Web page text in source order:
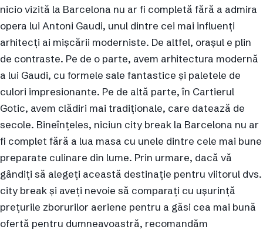
nicio vizită la Barcelona nu ar fi completă fără a admira
opera lui Antoni Gaudi, unul dintre cei mai influenți
arhitecți ai mișcării moderniste. De altfel, orașul e plin
de contraste. Pe de o parte, avem arhitectura modernă
a lui Gaudi, cu formele sale fantastice și paletele de
culori impresionante. Pe de altă parte, în Cartierul
Gotic, avem clădiri mai tradiționale, care datează de
secole. Bineînțeles, niciun city break la Barcelona nu ar
fi complet fără a lua masa cu unele dintre cele mai bune
preparate culinare din lume. Prin urmare, dacă vă
gândiți să alegeți această destinație pentru viitorul dvs.
city break și aveți nevoie să comparați cu ușurință
prețurile zborurilor aeriene pentru a găsi cea mai bună
ofertă pentru dumneavoastră, recomandăm